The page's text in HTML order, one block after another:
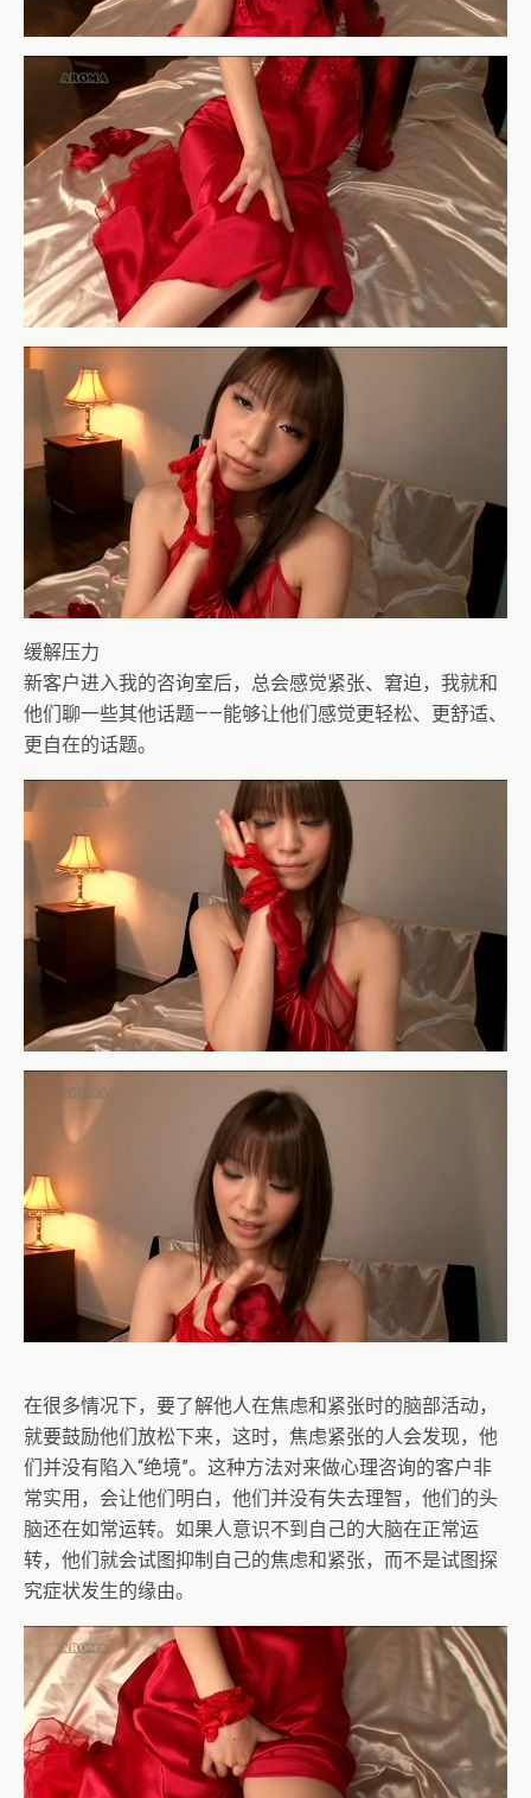
缓解压力
新客户进入我的咨询室后，总会感觉紧张、窘迫，我就和
他们聊一些其他话题——能够让他们感觉更轻松、更舒适、
更自在的话题。
在很多情况下，要了解他人在焦虑和紧张时的脑部活动，
就要鼓励他们放松下来，这时，焦虑紧张的人会发现，他
们并没有陷入“绝境”。这种方法对来做心理咨询的客户非
常实用，会让他们明白，他们并没有失去理智，他们的头
脑还在如常运转。如果人意识不到自己的大脑在正常运
转，他们就会试图抑制自己的焦虑和紧张，而不是试图探
究症状发生的缘由。